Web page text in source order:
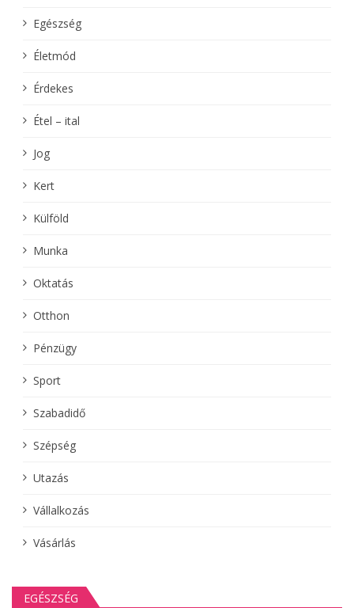
Egészség
Életmód
Érdekes
Étel – ital
Jog
Kert
Külföld
Munka
Oktatás
Otthon
Pénzügy
Sport
Szabadidő
Szépség
Utazás
Vállalkozás
Vásárlás
EGÉSZSÉG